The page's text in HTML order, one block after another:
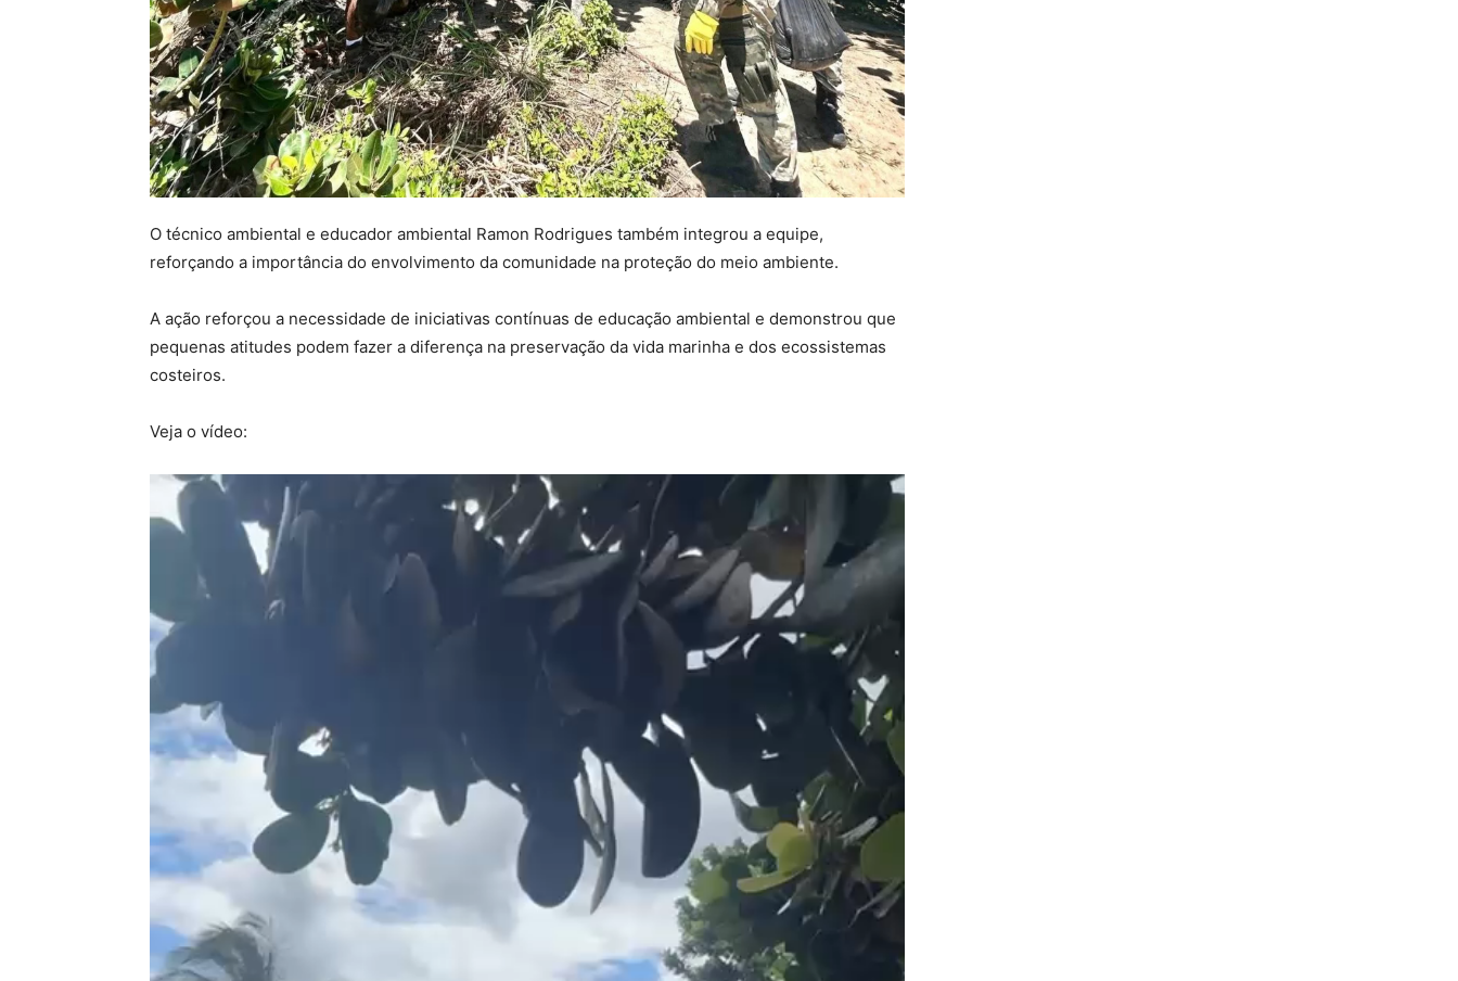
O técnico ambiental e educador ambiental Ramon Rodrigues também integrou a equipe,
reforçando a importância do envolvimento da comunidade na proteção do meio ambiente.
A ação reforçou a necessidade de iniciativas contínuas de educação ambiental e demonstrou que
pequenas atitudes podem fazer a diferença na preservação da vida marinha e dos ecossistemas
costeiros.
Veja o vídeo: